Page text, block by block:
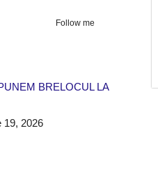
Follow me
BRELOCUL LA
19, 2026